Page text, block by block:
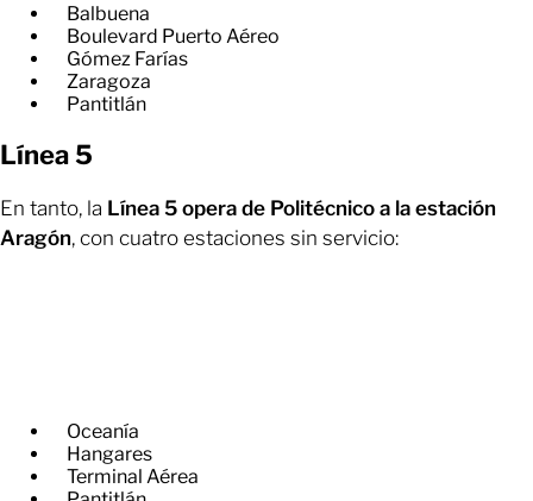
Balbuena
Boulevard Puerto Aéreo
Gómez Farías
Zaragoza
Pantitlán
Línea 5
En tanto, la Línea 5 opera de Politécnico a la estación
Aragón, con cuatro estaciones sin servicio:
Oceanía
Hangares
Terminal Aérea